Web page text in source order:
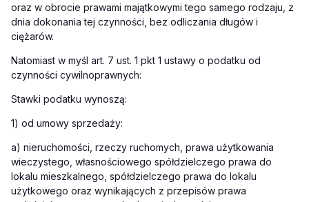
oraz w obrocie prawami majątkowymi tego samego rodzaju, z
dnia dokonania tej czynności, bez odliczania długów i
ciężarów.
Natomiast w myśl art. 7 ust. 1 pkt 1 ustawy o podatku od
czynności cywilnoprawnych:
Stawki podatku wynoszą:
1) od umowy sprzedaży:
a) nieruchomości, rzeczy ruchomych, prawa użytkowania
wieczystego, własnościowego spółdzielczego prawa do
lokalu mieszkalnego, spółdzielczego prawa do lokalu
użytkowego oraz wynikających z przepisów prawa